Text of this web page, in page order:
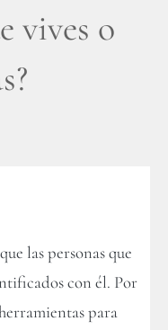
vives o
las personas que
con él. Por
para